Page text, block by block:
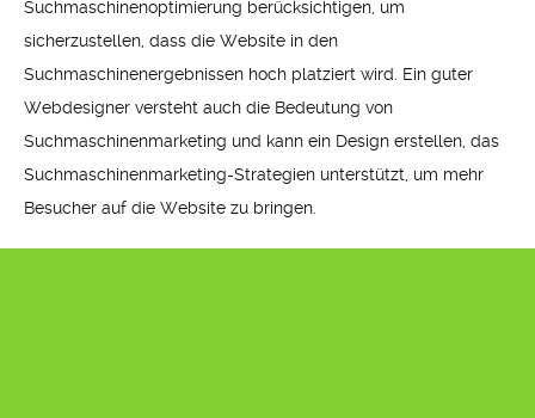
Suchmaschinenoptimierung berücksichtigen, um
sicherzustellen, dass die Website in den
Suchmaschinenergebnissen hoch platziert wird. Ein guter
Webdesigner versteht auch die Bedeutung von
Suchmaschinenmarketing und kann ein Design erstellen, das
Suchmaschinenmarketing-Strategien unterstützt, um mehr
Besucher auf die Website zu bringen.